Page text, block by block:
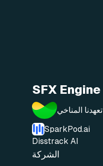
SFX Engine
تعهدنا المناخي
SparkPod.ai
Disstrack AI
الشركة